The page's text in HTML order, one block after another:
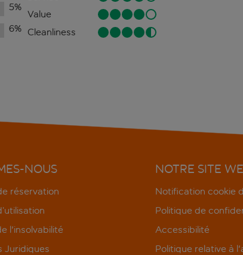
5%
6%
Value
Cleanliness
NOUS
réservation
l'insolvabilité
Juridiques
NOTRE SITE
Notification cookie
Politique de
Accessibilité
Politique relative à